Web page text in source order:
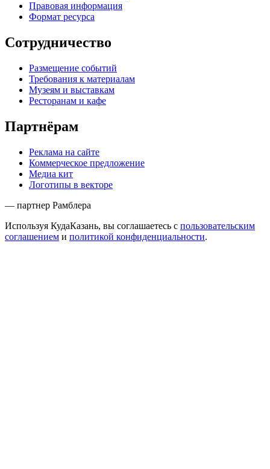
Правовая информация
Формат ресурса
Сотрудничество
Размещение событий
Требования к материалам
Музеям и выставкам
Ресторанам и кафе
Партнёрам
Реклама на сайте
Коммерческое предложение
Медиа кит
Логотипы в векторе
— партнер Рамблера
Используя КудаКазань, вы соглашаетесь с пользовательским
соглашением и политикой конфиденциальности.